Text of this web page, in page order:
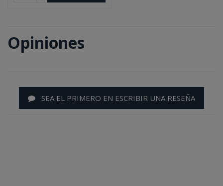
Opiniones
SEA EL PRIMERO EN ESCRIBIR UNA RESEÑA